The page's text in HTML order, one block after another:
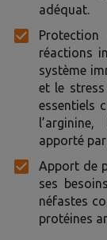
adéquat.
réactions
système
et le
essentiels
apporté
Apport de
ses
néfastes
protéines